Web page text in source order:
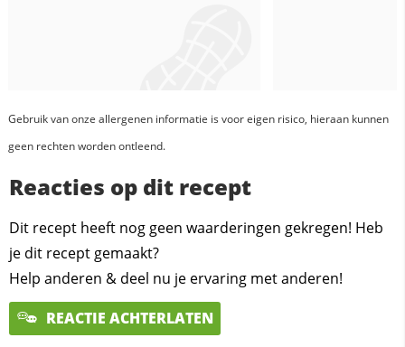
Gebruik van onze allergenen informatie is voor eigen risico, hieraan kunnen
geen rechten worden ontleend.
Reacties op dit recept
Dit recept heeft nog geen waarderingen gekregen! Heb
je dit recept gemaakt?
Help anderen & deel nu je ervaring met anderen!
REACTIE ACHTERLATEN